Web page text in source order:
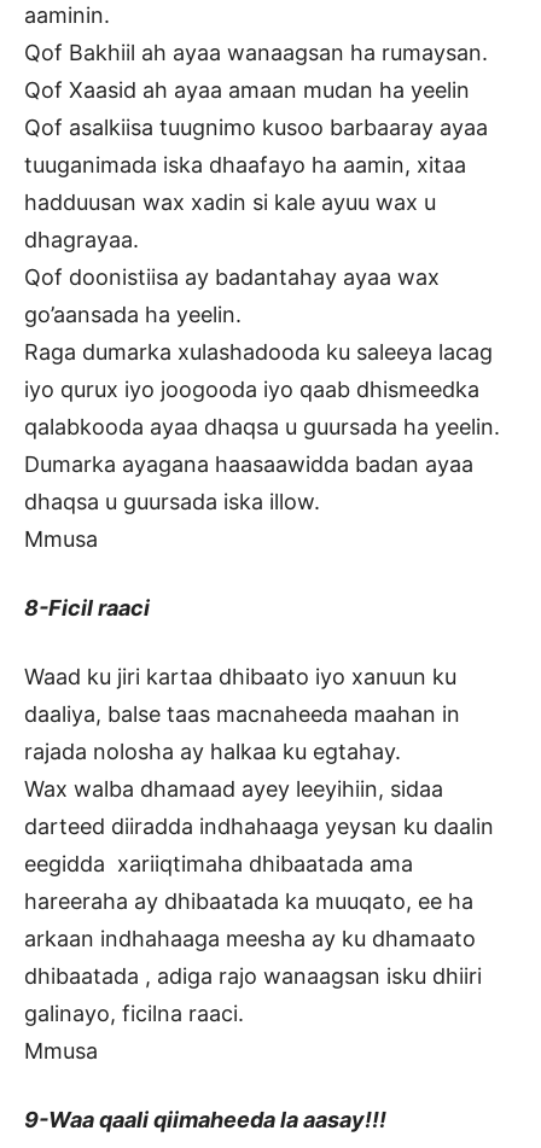
aaminin.
Qof Bakhiil ah ayaa wanaagsan ha rumaysan.
Qof Xaasid ah ayaa amaan mudan ha yeelin
Qof asalkiisa tuugnimo kusoo barbaaray ayaa
tuuganimada iska dhaafayo ha aamin, xitaa
hadduusan wax xadin si kale ayuu wax u
dhagrayaa.
Qof doonistiisa ay badantahay ayaa wax
go’aansada ha yeelin.
Raga dumarka xulashadooda ku saleeya lacag
iyo qurux iyo joogooda iyo qaab dhismeedka
qalabkooda ayaa dhaqsa u guursada ha yeelin.
Dumarka ayagana haasaawidda badan ayaa
dhaqsa u guursada iska illow.
Mmusa
8-Ficil raaci
Waad ku jiri kartaa dhibaato iyo xanuun ku
daaliya, balse taas macnaheeda maahan in
rajada nolosha ay halkaa ku egtahay.
Wax walba dhamaad ayey leeyihiin, sidaa
darteed diiradda indhahaaga yeysan ku daalin
eegidda xariiqtimaha dhibaatada ama
hareeraha ay dhibaatada ka muuqato, ee ha
arkaan indhahaaga meesha ay ku dhamaato
dhibaatada , adiga rajo wanaagsan isku dhiiri
galinayo, ficilna raaci.
Mmusa
9-Waa qaali qiimaheeda la aasay!!!